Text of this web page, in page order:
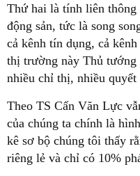
Thứ hai là tính liên
động sản, tức là song
cả kênh tín dụng, cả
thị trường này Thủ tướng
nhiều chỉ thị, nhiều
Theo TS Cấn Văn Lực
của chúng ta chính là
kê sơ bộ chúng tôi thấy
riêng lẻ và chỉ có 10%